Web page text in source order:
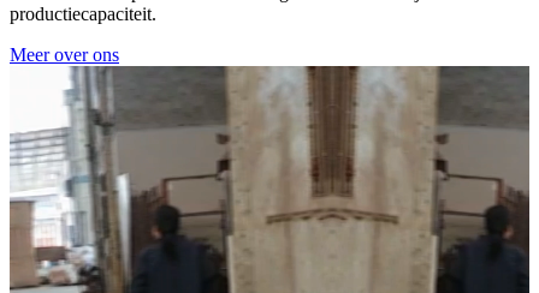
productiecapaciteit.
Meer over ons